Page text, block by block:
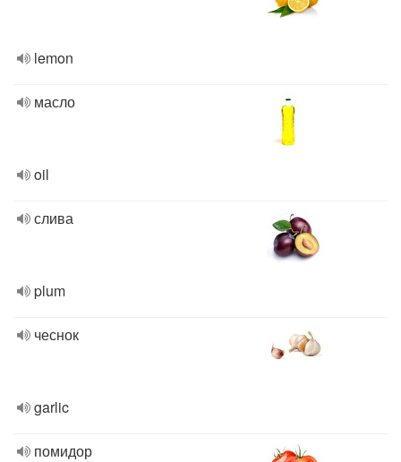
lemon
масло
oil
слива
plum
чеснок
garlic
помидор